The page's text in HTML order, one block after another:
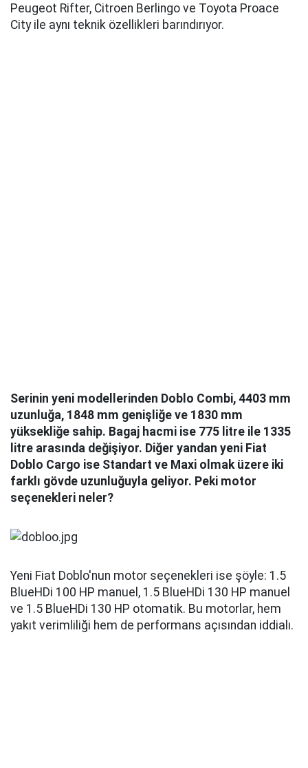
Peugeot Rifter, Citroen Berlingo ve Toyota Proace
City ile aynı teknik özellikleri barındırıyor.
Serinin yeni modellerinden Doblo Combi, 4403 mm
uzunluğa, 1848 mm genişliğe ve 1830 mm
yüksekliğe sahip. Bagaj hacmi ise 775 litre ile 1335
litre arasında değişiyor. Diğer yandan yeni Fiat
Doblo Cargo ise Standart ve Maxi olmak üzere iki
farklı gövde uzunluğuyla geliyor. Peki motor
seçenekleri neler?
Yeni Fiat Doblo'nun motor seçenekleri ise şöyle: 1.5
BlueHDi 100 HP manuel, 1.5 BlueHDi 130 HP manuel
ve 1.5 BlueHDi 130 HP otomatik. Bu motorlar, hem
yakıt verimliliği hem de performans açısından iddialı.